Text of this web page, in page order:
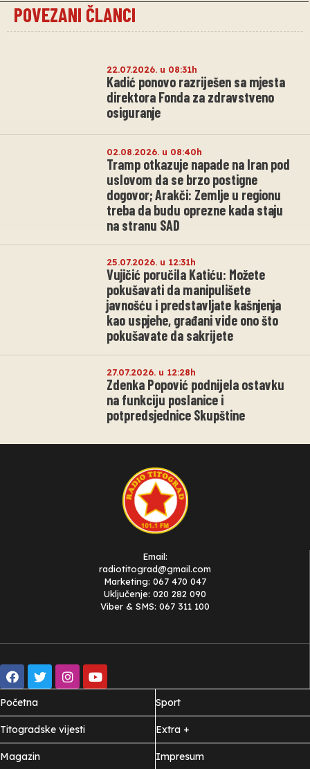
POVEZANI ČLANCI
22.07.2026. u 08:31h
Kadić ponovo razriješen sa mjesta
direktora Fonda za zdravstveno
osiguranje
02.08.2026. u 08:40h
Tramp otkazuje napade na Iran pod
uslovom da se brzo postigne
dogovor; Arakči: Zemlje u regionu
treba da budu oprezne kada staju
na stranu SAD
25.07.2026. u 12:31h
Vujičić poručila Katiću: Možete
pokušavati da manipulišete
javnošću i predstavljate kašnjenja
kao uspjehe, građani vide ono što
pokušavate da sakrijete
27.07.2026. u 12:28h
Zdenka Popović podnijela ostavku
na funkciju poslanice i
potpredsjednice Skupštine
Email:
radiotitograd@gmail.com
Marketing: 067 470 047
Uključenje: 020 282 090
Viber & SMS: 067 311 100
Početna
Titogradske vijesti
Magazin
Sport
Extra +
Impresum